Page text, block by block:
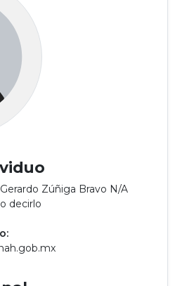
Zúñiga Bravo N/A
decirlo